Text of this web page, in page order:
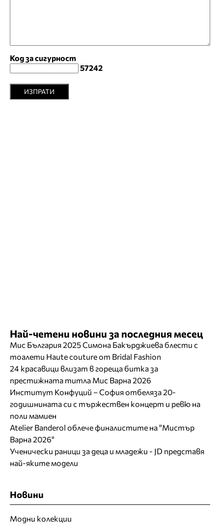
Код за сигурност
57242
ИЗПРАТИ
Най-четени новини за последния месец
Мис България 2025 Симона Бакърджиева блести с
тоалети Haute couture от Bridal Fashion
24 красавици влизат в гореща битка за
престижната титла Мис Варна 2026
Институт Конфуций – София отбеляза 20-
годишнината си с тържествен концерт и ревю на
поли мамиен
Atelier Banderol облече финалистите на "Мистър
Варна 2026"
Ученически раници за деца и младежи - JD представя
най-яките модели
Новини
Модни колекции